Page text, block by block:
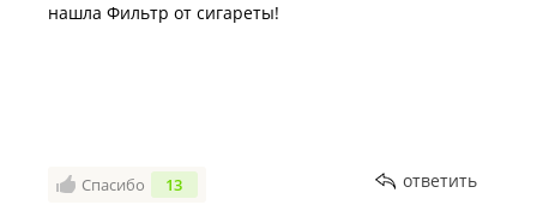
нашла Фильтр от сигареты!
Спасибо 13 ответить